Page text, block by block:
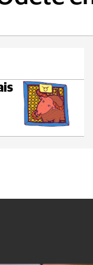
min 18°C